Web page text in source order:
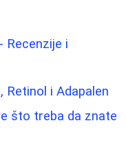
Recenzije i
Retinol i Adapalen
što treba da znate